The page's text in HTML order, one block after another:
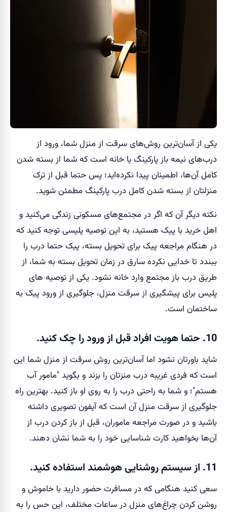
یکی از آسان‌ترین روش‌های سرقت از منزل شما، ورود از
درب‌های نیمه باز پارکینگ یا خانه است که شما از بسته شدن
کامل آن‌ها، اطمینان پیدا نکرده‌اید؛ پس حتما قبل از ترک
منزلتان از بسته شدن کامل درب پارکینگ مطمئن شوید.
نکته دیگر آن که اگر در مجتمع‌های مسکونی زندگی می‌کنید و
اهل خرید با پیک هستید، به این توصیه پلیسی توجه کنید که
در هنگام مراجعه پیک برای تحویل بسته، پیک حتما درب را
ببندد تا خدایی نکرده سارق در زمان تحویل بسته به شما، از
طریق درب باز مجتمع وارد خانه نشود. یکی از توصیه های
پلیس برای پیشگیری از سرقت منزل، جلوگیری از ورود پیک به
ساختمان است.
10. حتما هویت افراد قبل از ورود را چک کنید.
شاید باورتان نشود اما آسان‌ترین روش سرقت از منزل شما این
است که فردی غریبه درب منزتان را بزند و بگوید "مامور آب
هستم"؛ و شما به راحتی درب را به روی او باز کنید. بهترین راه
جلوگیری از سرقت منزل آن است که آیفون تصویری داشته
باشید و در صورت مراجعه ماموران، قبل از باز کردن درب از
آن‌ها بخواهید کارت شناسایی خود را به شما نشان دهند.
11. از سیستم روشنایی هوشمند استفاده کنید.
سعی کنید هنگامی که در مسافرت حضور دارید با خاموش و
روشن کردن چراغ‌های منزل در ساعات مختلف، این حس را به